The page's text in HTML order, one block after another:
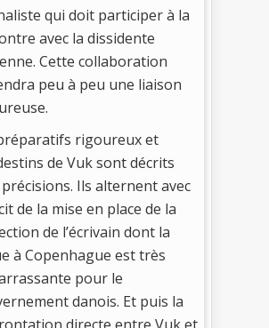
qui doit participer à la
avec la dissidente
Cette collaboration
peu à peu une liaison
rigoureux et
de Vuk sont décrits
précisions. Ils alternent avec
de la mise en place de la
de l’écrivain dont la
à Copenhague est très
pour le
danois. Et puis la